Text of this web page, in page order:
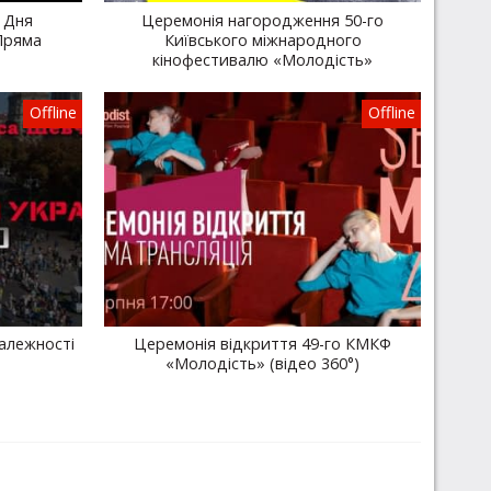
Церемонія нагородження 50-го
Київського міжнародного
кінофестивалю «Молодість»
Offline Offline
Церемонія відкриття 49-го КМКФ
«Молодість» (відео 360°)